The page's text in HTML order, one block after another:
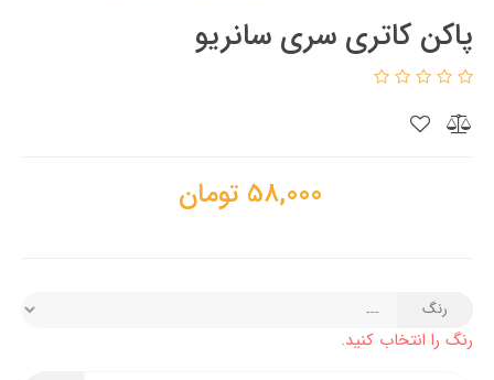
پاکن کاتری سری سانریو
58,000 تومان
رنگ
رنگ را انتخاب کنید.